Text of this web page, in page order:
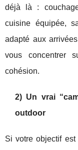
déjà là :
cuisine équipée,
adapté aux
vous concentrer
cohésion.
2) Un vrai
outdoor
Si votre objectif est